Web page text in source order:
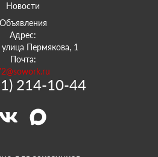
Новости
Объявления
Адрес:
Пермякова, 1
Почта:
214-10-44